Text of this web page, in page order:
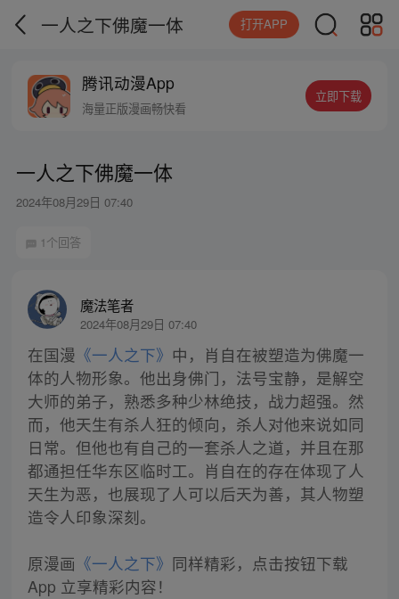
一人之下佛魔一体 打开APP
腾讯动漫App
海量正版漫画畅快看
立即下载
一人之下佛魔一体
2024年08月29日 07:40
1个回答
魔法笔者
2024年08月29日 07:40
在国漫 《一人之下》 中，肖自在被塑造为佛魔一
体的人物形象。他出身佛门，法号宝静，是解空
大师的弟子，熟悉多种少林绝技，战力超强。然
而，他天生有杀人狂的倾向，杀人对他来说如同
日常。但他也有自己的一套杀人之道，并且在那
都通担任华东区临时工。肖自在的存在体现了人
天生为恶，也展现了人可以后天为善，其人物塑
造令人印象深刻。
原漫画 《一人之下》 同样精彩，点击按钮下载
App 立享精彩内容！